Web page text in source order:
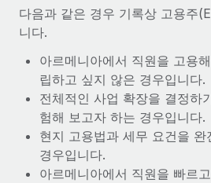
직원 해외 이전을 간편하게 처리
복리후생
손쉬운 직원 복리후생 관리
Reverse Tech 한눈에 보기 건강 및 웰
Tech는 Remote와 파트너십을 맺고 글로
급여 관리를 통해 국제 노동법...
자세히 알아보기
블로그
Remote 제품 관련 소식: Gusto
Remote Contractor
Remote의 사명은 모든 규모의 기업이
장 적합 사람을 찾아 채용 및 관리하고 급
입니다. 이를 위해 최근 몇 주 동안 새로운...
다음과 같은 경우 기록상 고용주
니다.
아르메니아에서 직원을 고용
립하고 싶지 않은 경우입니다.
전체적인 사업 확장을 결정하
험해 보고자 하는 경우입니다.
현지 고용법과 세무 요건을
경우입니다.
아르메니아에서 직원을 빠르